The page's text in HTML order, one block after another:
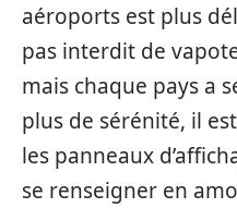
aéroports est plus
pas interdit de
mais chaque pays a
plus de sérénité, il
les panneaux
se renseigner en